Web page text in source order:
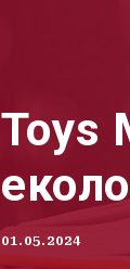
Toys
01.05.2024